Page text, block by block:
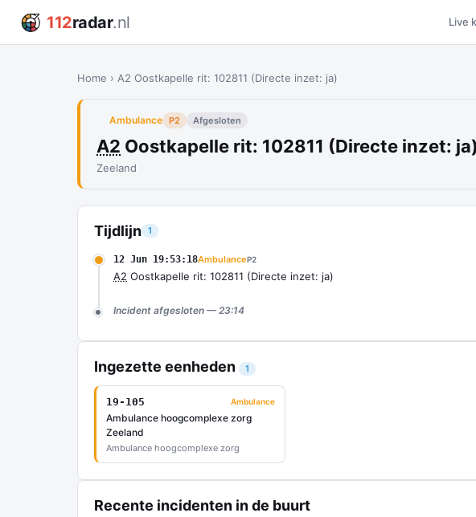
112radar.nl Live
Home › A2 Oostkapelle rit: 102811 (Directe inzet: ja)
Ambulance P2 Afgesloten
A2 Oostkapelle rit: 102811 (Directe inzet: ja)
Zeeland
Tijdlijn 1
12 Jun 19:53:18AmbulanceP2
A2 Oostkapelle rit: 102811 (Directe inzet: ja)
Incident afgesloten — 23:14
Ingezette eenheden 1
19-105 Ambulance
Ambulance hoogcomplexe zorg
Zeeland
Ambulance hoogcomplexe zorg
Recente incidenten in de buurt